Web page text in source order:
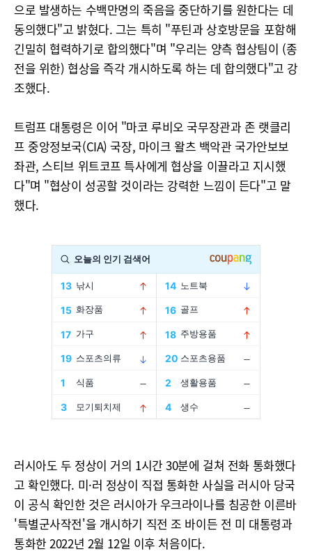
으로 발생하는 수백만명의 죽음을 중단하기를 원한다는 데
동의했다"고 밝혔다. 그는 특히 "푸틴과 상호방문을 포함해
긴밀히 협력하기로 합의했다"며 "우리는 양측 협상팀이 (종
전을 위한) 협상을 즉각 개시하도록 하는 데 합의했다"고 강
조했다.
트럼프 대통령은 이어 "마코 루비오 국무장관과 존 랫클리
프 중앙정보국(CIA) 국장, 마이크 왈츠 백악관 국가안보보
좌관, 스티브 위트코프 특사에게 협상을 이끌라고 지시했
다"며 "협상이 성공할 것이라는 강력한 느낌이 든다"고 말
했다.
러시아도 두 정상이 거의 1시간 30분에 걸쳐 전화 통화했다
고 확인했다. 미·러 정상이 직접 통화한 사실을 러시아 당국
이 공식 확인한 것은 러시아가 우크라이나를 침공한 이른바
'특별군사작전'을 개시하기 직전 조 바이든 전 미 대통령과
통화한 2022년 2월 12일 이후 처음이다.